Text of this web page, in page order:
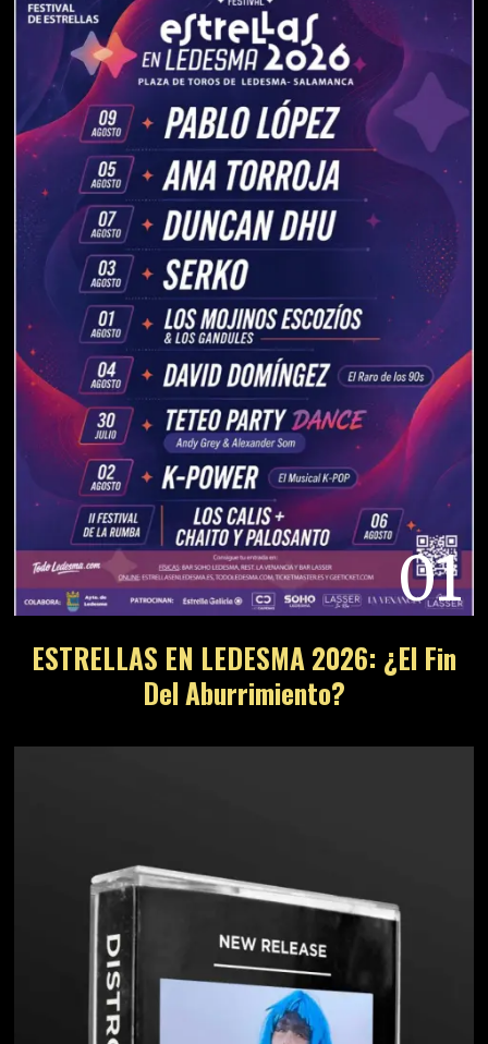
01
ESTRELLAS EN LEDESMA 2026: ¿El Fin
Del Aburrimiento?